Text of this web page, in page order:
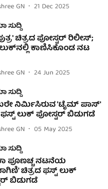
GN
21 Dec 2025
ಸುದ್ದಿ
ಚಿತ್ರದ ಪೋಸ್ಟರ್‌ ರಿಲೀಸ್;
ಕಾಣಿಸಿಕೊಂಡ ನಟ
GN
24 Jun 2025
ಸುದ್ದಿ
ನಿರ್ಮಿಸಿರುವ 'ಟೈಮ್ ಪಾಸ್'
ಲುಕ್ ಪೋಸ್ಟರ್ ಬಿಡುಗಡೆ
GN
05 May 2025
ಸುದ್ದಿ
ಪೂಣಚ್ಚ ನಟನೆಯ
ಚಿತ್ರದ ಫಸ್ಟ್ ಲುಕ್
ಬಿಡುಗಡೆ